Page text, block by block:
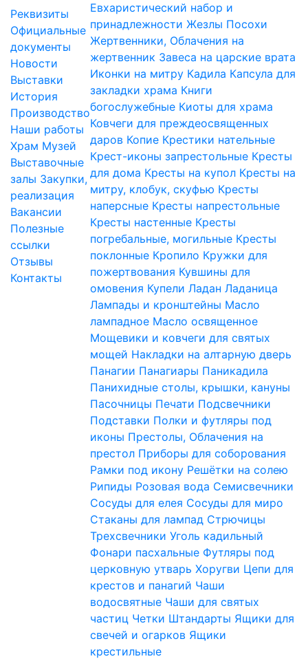
Реквизиты
Официальные
документы
Новости
Выставки
История
Производство
Наши работы
Храм Музей
Выставочные
залы Закупки,
реализация
Вакансии
Полезные
ссылки
Отзывы
Контакты
Евхаристический набор и
принадлежности Жезлы Посохи
Жертвенники, Облачения на
жертвенник Завеса на царские врата
Иконки на митру Кадила Капсула для
закладки храма Книги
богослужебные Киоты для храма
Ковчеги для преждеосвященных
даров Копие Крестики нательные
Крест-иконы запрестольные Кресты
для дома Кресты на купол Кресты на
митру, клобук, скуфью Кресты
наперсные Кресты напрестольные
Кресты настенные Кресты
погребальные, могильные Кресты
поклонные Кропило Кружки для
пожертвования Кувшины для
омовения Купели Ладан Ладаница
Лампады и кронштейны Масло
лампадное Масло освященное
Мощевики и ковчеги для святых
мощей Накладки на алтарную дверь
Панагии Панагиары Паникадила
Панихидные столы, крышки, кануны
Пасочницы Печати Подсвечники
Подставки Полки и футляры под
иконы Престолы, Облачения на
престол Приборы для соборования
Рамки под икону Решётки на солею
Рипиды Розовая вода Семисвечники
Сосуды для елея Сосуды для миро
Стаканы для лампад Стрючицы
Трехсвечники Уголь кадильный
Фонари пасхальные Футляры под
церковную утварь Хоругви Цепи для
крестов и панагий Чаши
водосвятные Чаши для святых
частиц Четки Штандарты Ящики для
свечей и огарков Ящики
крестильные